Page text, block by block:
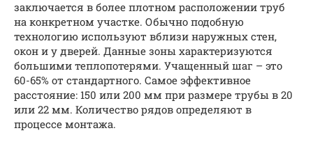
заключается в более плотном расположении труб
на конкретном участке. Обычно подобную
технологию используют вблизи наружных стен,
окон и у дверей. Данные зоны характеризуются
большими теплопотерями. Учащенный шаг – это
60-65% от стандартного. Самое эффективное
расстояние: 150 или 200 мм при размере трубы в 20
или 22 мм. Количество рядов определяют в
процессе монтажа.